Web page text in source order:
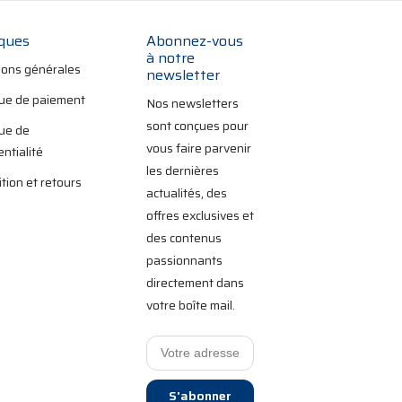
générales
de paiement
de
et retours
Abonnez-vous
à notre
newsletter
Nos newsletters
sont conçues pour
vous faire parvenir
les dernières
actualités, des
offres exclusives et
des contenus
passionnants
directement dans
votre boîte mail.
S'abonner